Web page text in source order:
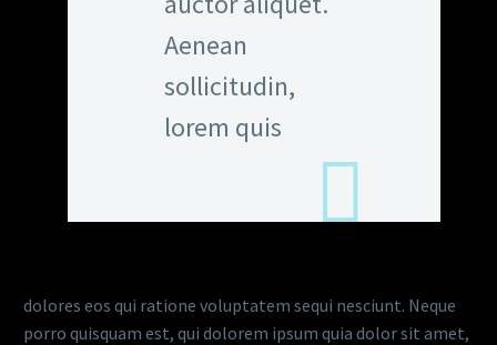
Aenean
sollicitudin,
lorem quis
dolores eos qui ratione voluptatem sequi nesciunt. Neque
porro quisquam est, qui dolorem ipsum quia dolor sit amet,